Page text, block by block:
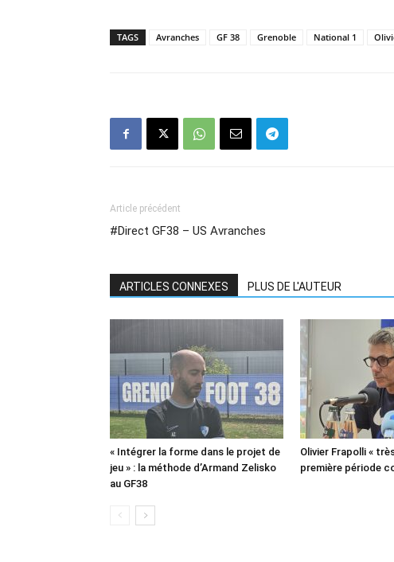
TAGS Avranches GF 38 Grenoble National 1
Article précédent
#Direct GF38 – US Avranches
ARTICLES CONNEXES PLUS DE L'AUTEUR
« Intégrer la forme dans le projet de
jeu » : la méthode d’Armand Zelisko
au GF38
Olivier Frapolli «
première période